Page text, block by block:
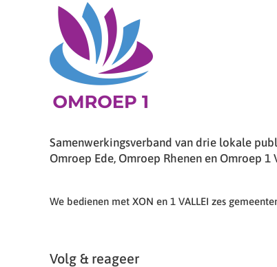
Samenwerkingsverband van drie lokale
Omroep Ede, Omroep Rhenen en Omroep 1
We bedienen met XON en 1 VALLEI zes
Volg & reageer